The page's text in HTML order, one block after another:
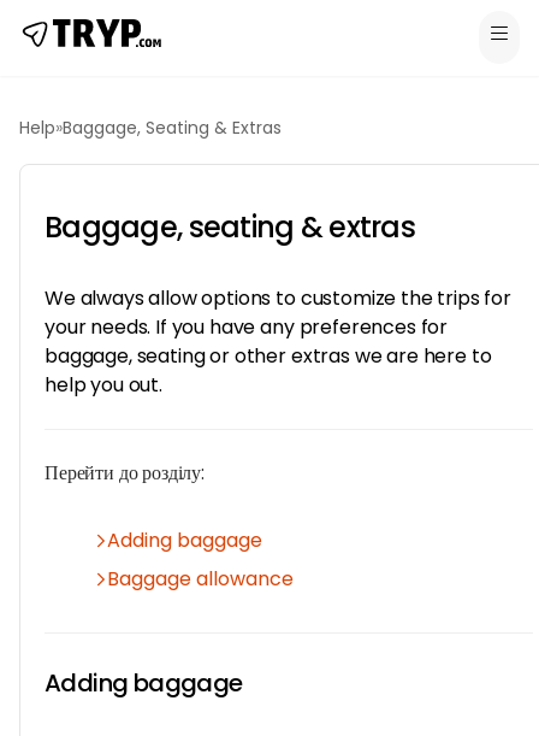
Help»Baggage, Seating & Extras
Baggage, seating & extras
We always allow options to customize the trips for
your needs. If you have any preferences for
baggage, seating or other extras we are here to
help you out.
Перейти до розділу:
Adding baggage
Baggage allowance
Adding baggage